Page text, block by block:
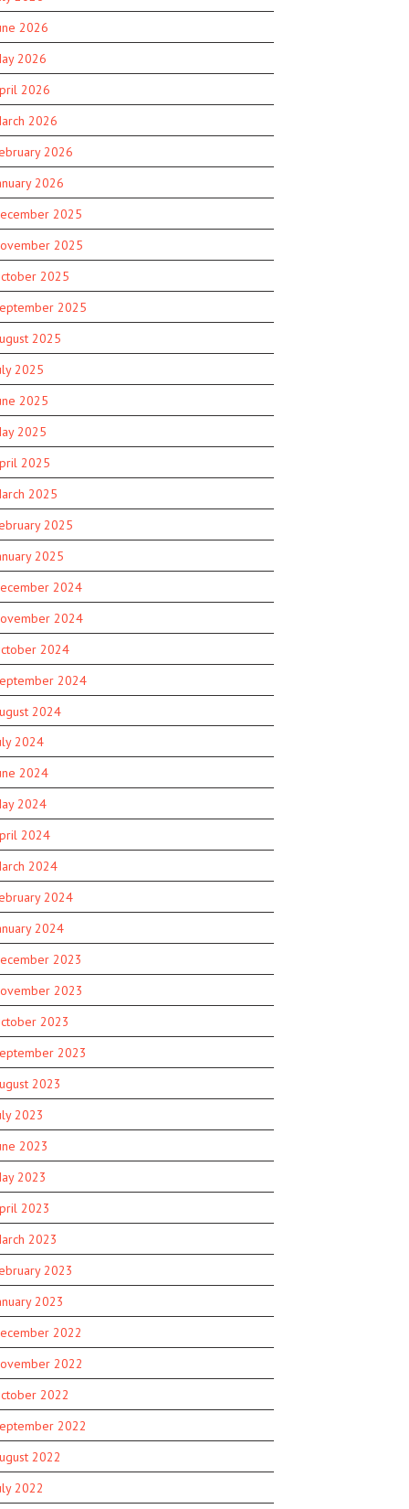
2026
2026
2026
2026
2026
2026
2025
2025
2025
2025
2025
2025
2025
2025
2025
2025
2025
2025
2024
2024
2024
2024
2024
2024
2024
2024
2024
2024
2024
2024
2023
2023
2023
2023
2023
2023
2023
2023
2023
2023
2023
2023
2022
2022
2022
2022
2022
2022